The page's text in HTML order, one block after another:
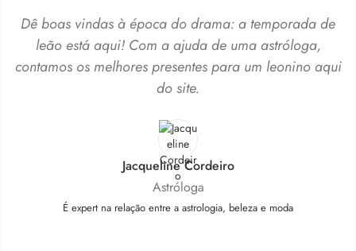
Dê boas vindas à época do drama: a temporada de
leão está aqui! Com a ajuda de uma astróloga,
contamos os melhores presentes para um leonino aqui
do site.
Jacqueline Cordeiro
Astróloga
É expert na relação entre a astrologia, beleza e moda